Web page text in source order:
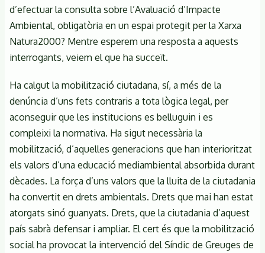
d’efectuar la consulta sobre l’Avaluació d’Impacte
Ambiental, obligatòria en un espai protegit per la Xarxa
Natura2000? Mentre esperem una resposta a aquests
interrogants, veiem el que ha succeït.
Ha calgut la mobilització ciutadana, sí, a més de la
denúncia d’uns fets contraris a tota lògica legal, per
aconseguir que les institucions es belluguin i es
compleixi la normativa. Ha sigut necessària la
mobilització, d’aquelles generacions que han interioritzat
els valors d’una educació mediambiental absorbida durant
dècades. La força d’uns valors que la lluita de la ciutadania
ha convertit en drets ambientals. Drets que mai han estat
atorgats sinó guanyats. Drets, que la ciutadania d’aquest
país sabrà defensar i ampliar. El cert és que la mobilització
social ha provocat la intervenció del Síndic de Greuges de